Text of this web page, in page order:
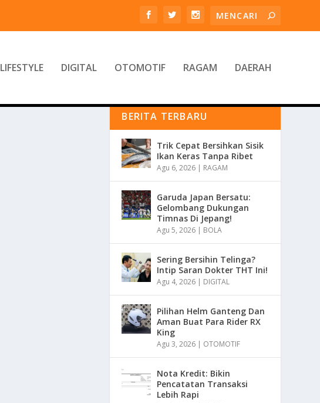
LIFESTYLE DIGITAL OTOMOTIF RAGAM DAERAH
BERITA TERBARU
Trik Cepat Bersihkan Sisik
Ikan Keras Tanpa Ribet
Agu 6, 2026 | RAGAM
Garuda Japan Bersatu:
Gelombang Dukungan
Timnas Di Jepang!
Agu 5, 2026 | BOLA
Sering Bersihin Telinga?
Intip Saran Dokter THT Ini!
Agu 4, 2026 | DIGITAL
Pilihan Helm Ganteng Dan
Aman Buat Para Rider RX
King
Agu 3, 2026 | OTOMOTIF
Nota Kredit: Bikin
Pencatatan Transaksi
Lebih Rapi